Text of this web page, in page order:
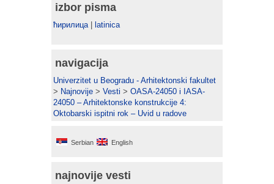
izbor pisma
ћирилица| latinica
navigacija
Univerzitet u Beogradu - Arhitektonski fakultet
> Najnovije > Vesti > OASA-24050 i IASA-
24050 – Arhitektonske konstrukcije 4:
Oktobarski ispitni rok – Uvid u radove
Serbian English
najnovije vesti